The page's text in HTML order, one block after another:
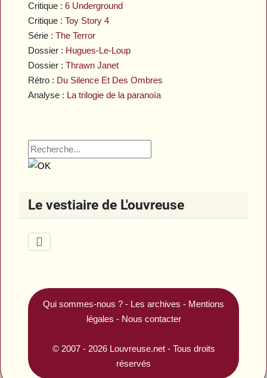
Critique :6 Underground
Critique :Toy Story 4
Série :The Terror
Dossier : Hugues-Le-Loup
Dossier :Thrawn Janet
Rétro : Du Silence Et Des Ombres
Analyse : La trilogie de la paranoïa
Le vestiaire de L'ouvreuse
Qui sommes-nous ? - Les archives - Mentions
légales - Nous contacter
© 2007 - 2026 Louvreuse.net- Tous droits
réservés